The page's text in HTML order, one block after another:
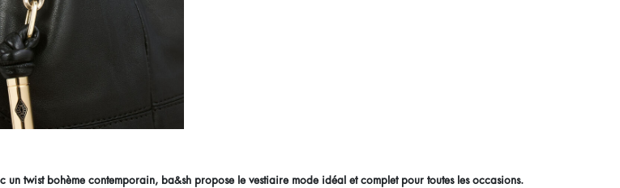
twist bohème contemporain, ba&sh propose le vestiaire mode idéal et complet pour toutes les occasions.